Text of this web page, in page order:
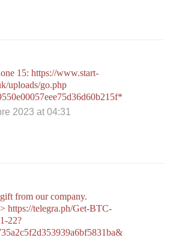
15: https://www.start-
uploads/go.php
2023 at 04:31
from our company.
https://telegra.ph/Get-BTC-
22?